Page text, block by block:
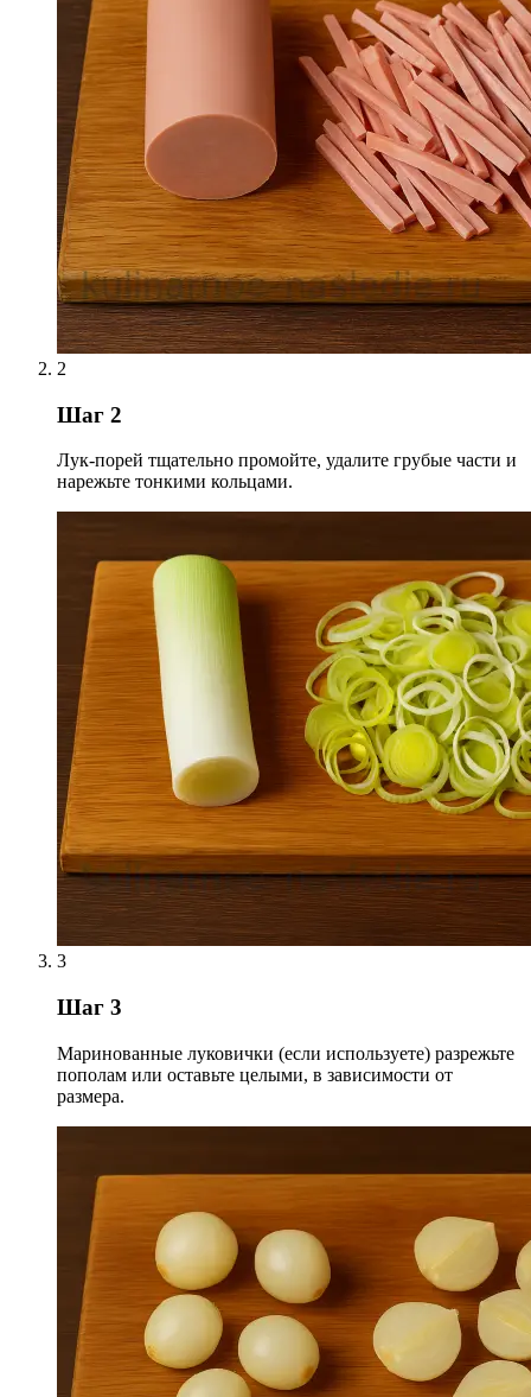
2
Шаг 2
Лук-порей тщательно промойте, удалите грубые части и
нарежьте тонкими кольцами.
3
Шаг 3
Маринованные луковички (если используете) разрежьте
пополам или оставьте целыми, в зависимости от
размера.